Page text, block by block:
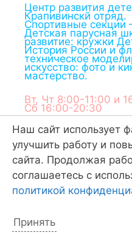
Центр развития
Крапивинскй отряд.
Спортивные секции
Детская парусная
развитие: кружки
История России и
техническое
искусство: фото и
мастерство.
Вт, Чт 8:00-11:00 и
Сб 16:00-20:30
ул.Дагестанская,
г. Екатеринбург ,
Тел:+7 (343) 20-20-
+7 (950) 20-30-977,
+7 (922) 18-12-766
отправить
сайт:
Наш сайт использует
улучшить работу и
сайта. Продолжая
соглашаетесь с
политикой
Принять